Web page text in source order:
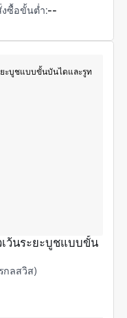
งซื้อขั้นต่ำ:--
ว้นระยะบูชแบบขั้น
กลสวิส)